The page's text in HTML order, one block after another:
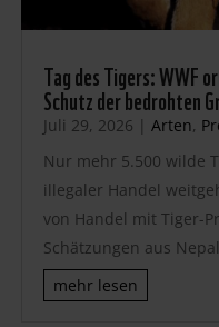
Tag des Tigers: WWF
Schutz der bedrohten
Juli 29, 2026 | Arten,
Nur mehr 5.500 wilde
illegaler Handel
von Handel mit Tiger-
Schätzungen aus
mehr lesen